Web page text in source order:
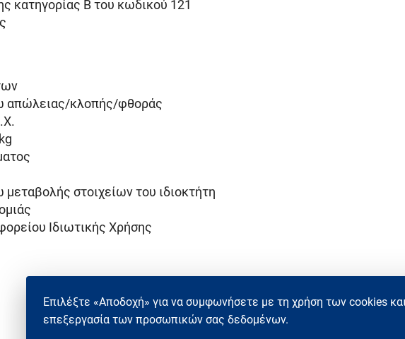
κατηγορίας Β του κωδικού 121
απώλειας/κλοπής/φθοράς
στοιχείων του ιδιοκτήτη
Ιδιωτικής Χρήσης
Επιλέξτε «Αποδοχή» για να συμφωνήσετε με τη χρήση των cookies
επεξεργασία των προσωπικών σας δεδομένων.